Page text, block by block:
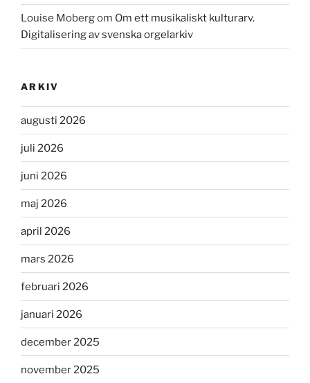
Louise Mobergom Om ett musikaliskt kulturarv.
Digitalisering av svenska orgelarkiv
ARKIV
augusti 2026
juli 2026
juni 2026
maj 2026
april 2026
mars 2026
februari 2026
januari 2026
december 2025
november 2025